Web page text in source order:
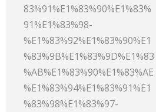
83%91%E1%83%90%E1%83%
91%E1%83%98-
%E1%83%92%E1%83%90%E1
%83%9B%E1%83%9D%E1%83
%AB%E1%83%90%E1%83%AE
%E1%83%94%E1%83%91%E1
%83%98%E1%83%97-